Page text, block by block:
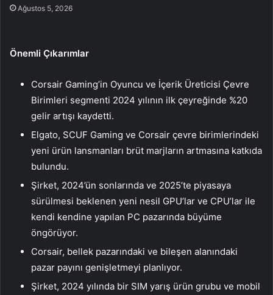
Ağustos 5, 2026
Önemli Çıkarımlar
Corsair Gaming’in Oyuncu ve İçerik Üreticisi Çevre
Birimleri segmenti 2024 yılının ilk çeyreğinde %20
gelir artışı kaydetti.
Elgato, SCUF Gaming ve Corsair çevre birimlerindeki
yeni ürün lansmanları brüt marjların artmasına katkıda
bulundu.
Şirket, 2024’ün sonlarında ve 2025’te piyasaya
sürülmesi beklenen yeni nesil GPU’lar ve CPU’lar ile
kendi kendine yapılan PC pazarında büyüme
öngörüyor.
Corsair, bellek pazarındaki ve bileşen alanındaki
pazar payını genişletmeyi planlıyor.
Şirket, 2024 yılında bir SIM yarış ürün grubu ve mobil